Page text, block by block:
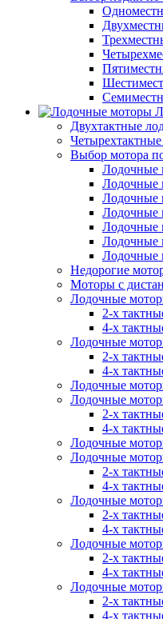
Двухтактные
Выбор мотора
Лодочные
Лодочные
Лодочные
Лодочные
Лодочные
Лодочные
Лодочные
Недорогие
Моторы с
Лодочные
2-х
4-х
Лодочные
2-х
4-х
Лодочные
Лодочные
2-х
4-х
Лодочные
Лодочные
2-х
4-х
Лодочные
2-х
4-х
Лодочные
2-х
4-х
Лодочные
2-х
4-х